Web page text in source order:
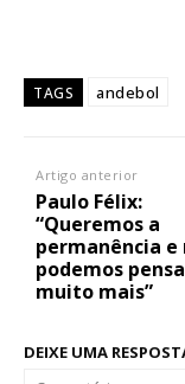
TAGS andebol
Artigo anterior
Paulo Félix:
“Queremos a
permanência e
podemos
muito mais”
DEIXE UMA